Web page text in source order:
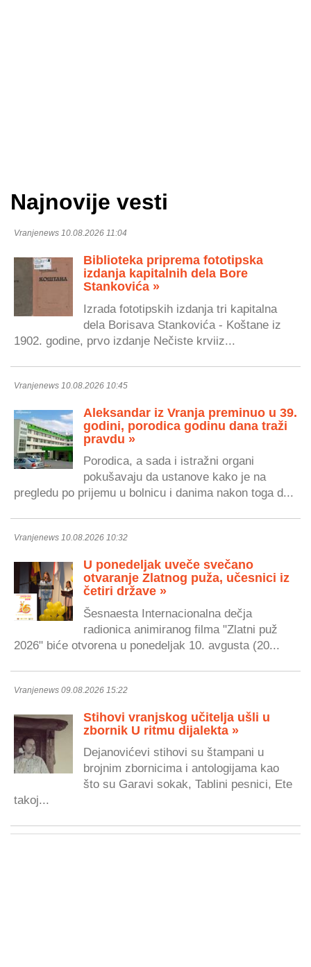
Najnovije vesti
Vranjenews 10.08.2026 11:04
Biblioteka priprema fototipska
izdanja kapitalnih dela Bore
Stankovića »
Izrada fototipskih izdanja tri kapitalna
dela Borisava Stankovića - Koštane iz
1902. godine, prvo izdanje Nečiste krviiz...
Vranjenews 10.08.2026 10:45
Aleksandar iz Vranja preminuo u 39.
godini, porodica godinu dana traži
pravdu »
Porodica, a sada i istražni organi
pokušavaju da ustanove kako je na
pregledu po prijemu u bolnicu i danima nakon toga d...
Vranjenews 10.08.2026 10:32
U ponedeljak uveče svečano
otvaranje Zlatnog puža, učesnici iz
četiri države »
Šesnaesta Internacionalna dečja
radionica animiranog filma "Zlatni puž
2026" biće otvorena u ponedeljak 10. avgusta (20...
Vranjenews 09.08.2026 15:22
Stihovi vranjskog učitelja ušli u
zbornik U ritmu dijalekta »
Dejanovićevi stihovi su štampani u
brojnim zbornicima i antologijama kao
što su Garavi sokak, Tablini pesnici, Ete
takoj...